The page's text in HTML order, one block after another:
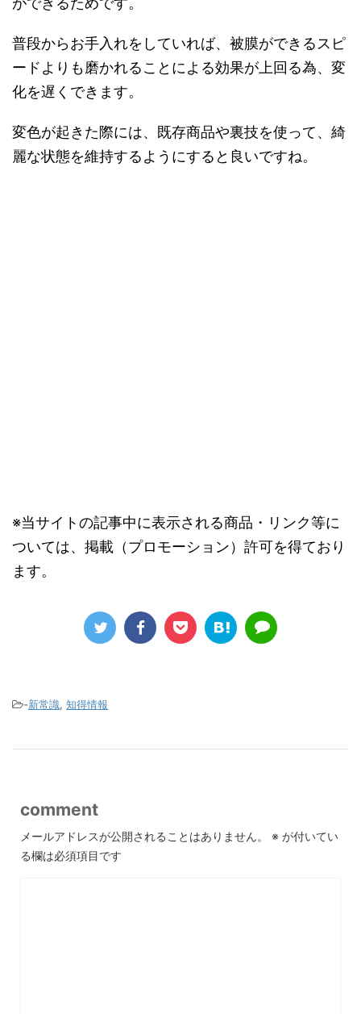
普段からお手入れをしていれば、被膜ができるスピ
ードよりも磨かれることによる効果が上回る為、変
化を遅くできます。
変色が起きた際には、既存商品や裏技を使って、綺
麗な状態を維持するようにすると良いですね。
※当サイトの記事中に表示される商品・リンク等に
ついては、掲載（プロモーション）許可を得ており
ます。
-新常識, 知得情報
comment
メールアドレスが公開されることはありません。 ※ が付いてい
る欄は必須項目です